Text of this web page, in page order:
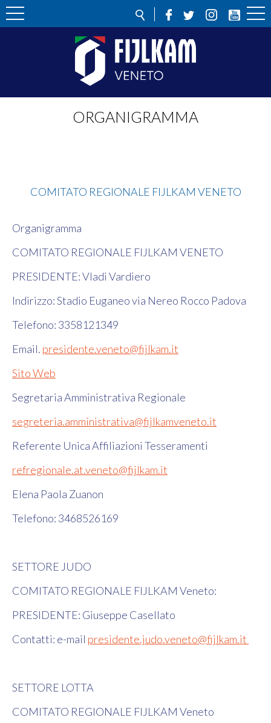
ORGANIGRAMMA
COMITATO REGIONALE FIJLKAM VENETO
Organigramma
COMITATO REGIONALE FIJLKAM VENETO
PRESIDENTE: Vladi Vardiero
Indirizzo:Stadio Euganeo via Nereo Rocco Padova
Telefono: 3358121349
Email. presidente.veneto@fijlkam.it
Sito Web
Segretaria Amministrativa Regionale
segreteria.amministrativa@fijlkamveneto.it
Referente Unica Affiliazioni Tesseramenti
refregionale.at.veneto@fijlkam.it
Elena Paola Zuanon
Telefono: 3468526169
SETTORE JUDO
COMITATO REGIONALE FIJLKAM Veneto:
PRESIDENTE: Giuseppe Casellato
Contatti: e-mail presidente.judo.veneto@fijlkam.it
SETTORE LOTTA
COMITATO REGIONALE FIJLKAM Veneto